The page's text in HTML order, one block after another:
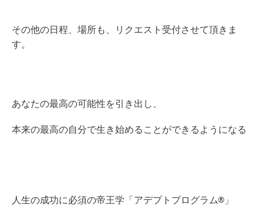
その他の日程、場所も、リクエスト受付させて頂きま
す。
あなたの最高の可能性を引き出し、
本来の最高の自分で生き始めることができるようになる
人生の成功に必須の帝王学「アデプトプログラム®」